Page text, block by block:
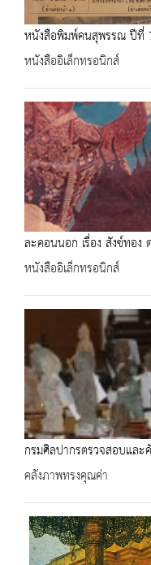
หนังสือพิมพ์คนสุพรรณ ปีที่
หนังสืออิเล็กทรอนิกส์
ละคอนนอก เรื่อง สังข์ทอง
หนังสืออิเล็กทรอนิกส์
กรมศิลปากรตรวจสอบและ
คลังภาพทรงคุณค่า